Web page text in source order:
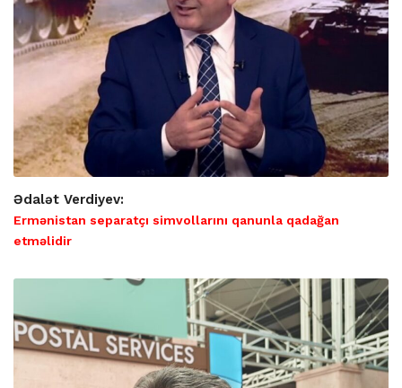
Ədalət Verdiyev:
Ermənistan separatçı simvollarını qanunla qadağan
etməlidir